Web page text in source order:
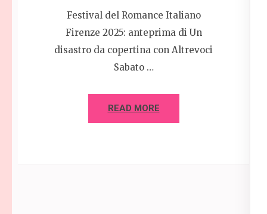
Festival del Romance Italiano
Firenze 2025: anteprima di Un
disastro da copertina con Altrevoci
Sabato …
READ MORE